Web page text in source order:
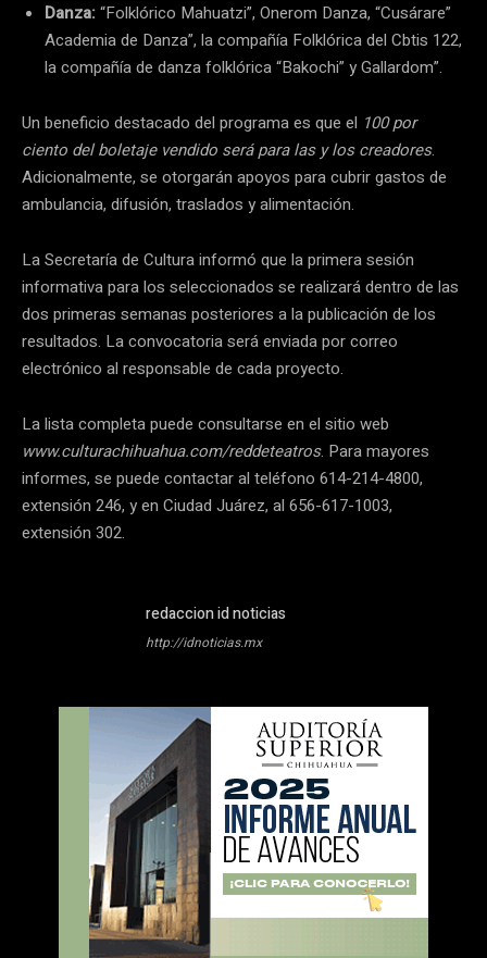
Danza:“Folklórico Mahuatzi”, Onerom Danza, “Cusárare”
Academia de Danza”, la compañía Folklórica del Cbtis 122,
la compañía de danza folklórica “Bakochi” y Gallardom”.
Un beneficio destacado del programa es que el 100 por
ciento del boletaje vendido será para las y los creadores.
Adicionalmente, se otorgarán apoyos para cubrir gastos de
ambulancia, difusión, traslados y alimentación.
La Secretaría de Cultura informó que la primera sesión
informativa para los seleccionados se realizará dentro de las
dos primeras semanas posteriores a la publicación de los
resultados. La convocatoria será enviada por correo
electrónico al responsable de cada proyecto.
La lista completa puede consultarse en el sitio web
www.culturachihuahua.com/reddeteatros. Para mayores
informes, se puede contactar al teléfono 614-214-4800,
extensión 246, y en Ciudad Juárez, al 656-617-1003,
extensión 302.
redaccion id noticias
http://idnoticias.mx